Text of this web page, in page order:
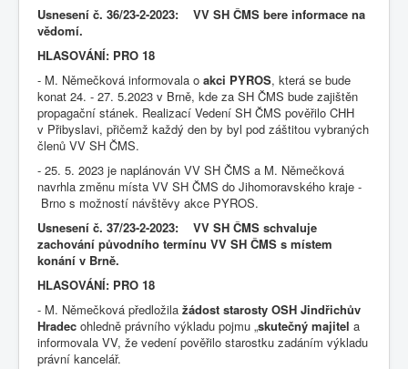
Usnesení č. 36/23-2-2023: VV SH ČMS bere informace na
vědomí.
HLASOVÁNÍ: PRO 18
- M. Němečková informovala o akci PYROS, která se bude
konat 24. - 27. 5.2023 v Brně, kde za SH ČMS bude zajištěn
propagační stánek. Realizací Vedení SH ČMS pověřilo CHH
v Přibyslavi, přičemž každý den by byl pod záštitou vybraných
členů VV SH ČMS.
- 25. 5. 2023 je naplánován VV SH ČMS a M. Němečková
navrhla změnu místa VV SH ČMS do Jihomoravského kraje -
Brno s možností návštěvy akce PYROS.
Usnesení č. 37/23-2-2023: VV SH ČMS schvaluje
zachování původního termínu VV SH ČMS s místem
konání v Brně.
HLASOVÁNÍ: PRO 18
- M. Němečková předložila žádost starosty OSH Jindřichův
Hradec ohledně právního výkladu pojmu „skutečný majitel a
informovala VV, že vedení pověřilo starostku zadáním výkladu
právní kancelář.